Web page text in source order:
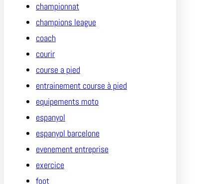
championnat
champions league
coach
courir
course a pied
entrainement course à pied
equipements moto
espanyol
espanyol barcelone
evenement entreprise
exercice
foot